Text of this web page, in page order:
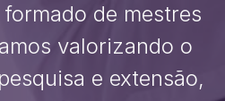
de mestres
valorizando o
e extensão,